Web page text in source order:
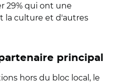
29% qui ont une
la culture et d'autres
principal
hors du bloc local, le